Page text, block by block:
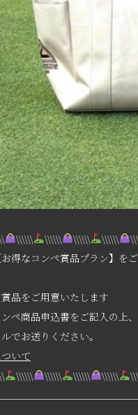
\\\\\\ \\\\\\ \\\\\\ \\\\\\
得なコンペ賞品プラン】を
品をご用意いたします
ペ商品申込書をご記入の上、
でお送りください。
いて
\\\\\\ \\\\\\ \\\\\\ \\\\\\